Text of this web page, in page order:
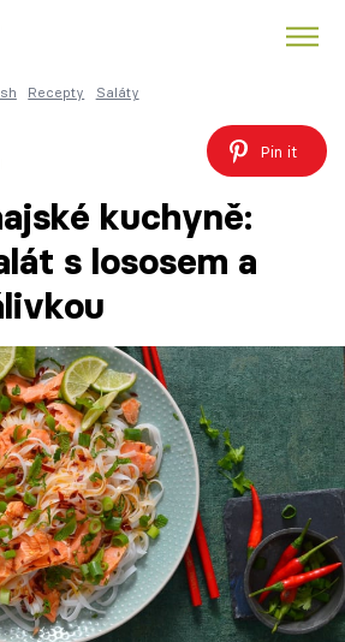
Recepty Saláty
Pin it
kuchyně:
s lososem a